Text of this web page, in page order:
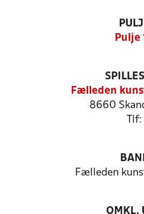
Pulje
Fælleden
8660
Tlf:
Fælleden
OMKL.